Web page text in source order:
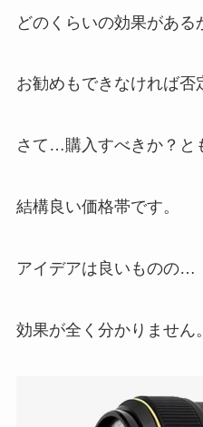
どのくらいの効果がある
お勧めもできなければ否
さて…購入すべきか？と
結構良い価格帯です。
アイデアは良いものの…
効果が全く分かりません。